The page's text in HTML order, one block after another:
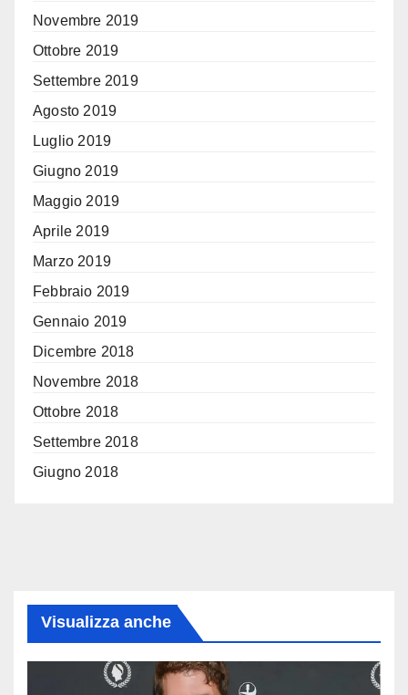
Novembre 2019
Ottobre 2019
Settembre 2019
Agosto 2019
Luglio 2019
Giugno 2019
Maggio 2019
Aprile 2019
Marzo 2019
Febbraio 2019
Gennaio 2019
Dicembre 2018
Novembre 2018
Ottobre 2018
Settembre 2018
Giugno 2018
Visualizza anche